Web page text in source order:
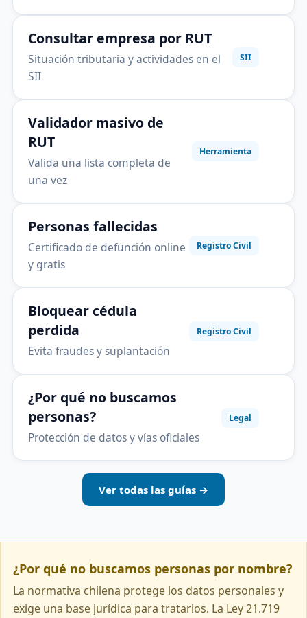
Consultar empresa por RUT
Situación tributaria y actividades en el
SII
SII
Validador masivo de
RUT
Valida una lista completa de
una vez
Herramienta
Personas fallecidas
Certificado de defunción online
y gratis
Registro Civil
Bloquear cédula
perdida
Evita fraudes y suplantación
Registro Civil
¿Por qué no buscamos
personas?
Protección de datos y vías oficiales
Legal
Ver todas las guías →
¿Por qué no buscamos personas por nombre?
La normativa chilena protege los datos personales y
exige una base jurídica para tratarlos. La Ley 21.719